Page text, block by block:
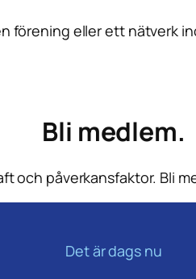
förening eller ett nätverk
Bli medlem.
och påverkansfaktor. Bli
Det är dags nu